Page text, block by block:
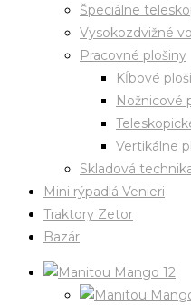
Špeciálne
Vysokozdvižné
Pracovné plošiny
Kĺbové
Nožnicové
Vertikálne
Skladová
Mini rýpadlá Venieri
Traktory Zetor
Bazár